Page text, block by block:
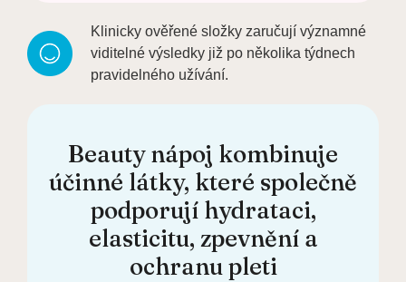
Klinicky ověřené složky zaručují významné
viditelné výsledky již po několika týdnech
pravidelného užívání.
Beauty nápoj kombinuje
účinné látky, které společně
podporují hydrataci,
elasticitu, zpevnění a
ochranu pleti